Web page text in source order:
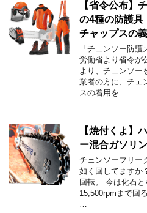
【省令公布】
の4種の防護具
チャップスの義
「チェンソー防
労働省より省令が
より、チェンソー
業者の方に、チェ
スの着用を …
【焼付くよ】
ー混合ガソリ
チェンソーフリー
如く回してますか
回転。 今は化石
15,500rpmまで回
…